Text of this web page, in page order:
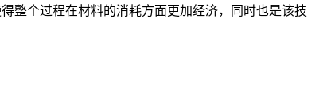
整个过程在材料的消耗方面更加经济，同时也是该技